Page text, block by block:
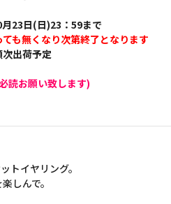
23日(日)23：59まで
も無くなり次第終了となります
出荷予定
読お願い致します)
トイヤリング。
しんで。